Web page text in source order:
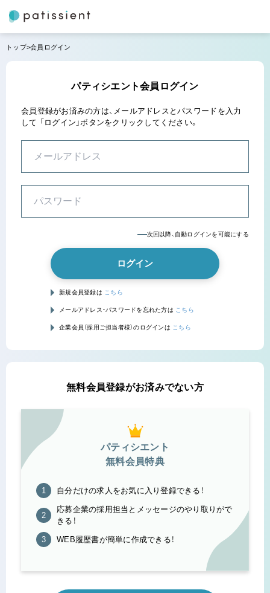
トップ 会員ログイン
パティシエント会員ログイン
会員登録がお済みの方は、メールアドレスとパスワードを入力
して 「ログイン」ボタンをクリックしてください。
次回以降、自動ログインを可能にする
ログイン
新規会員登録は こちら
メールアドレス・パスワードを忘れた方は こちら
企業会員（採用ご担当者様）のログインは こちら
無料会員登録がお済みでない方
パティシエント
無料会員特典
自分だけの求人をお気に入り登録できる！
応募企業の採用担当とメッセージのやり取りがで
きる！
WEB履歴書が簡単に作成できる！